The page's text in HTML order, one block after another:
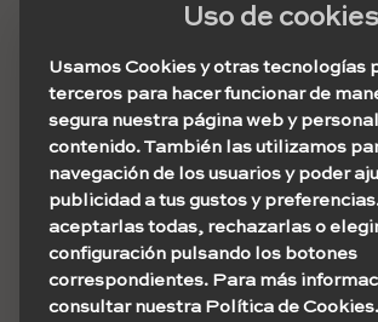
No obstante, muchos médicos alertan
profesionales que allí trabajen sean
certificadas, no es recomendable
práctica.
¿Cuáles son
riesgos al
tatuajes
Uso de cookies
Usamos Cookies y otras tecnologías
terceros para hacer funcionar de
segura nuestra página web y
contenido. También las utilizamos
navegación de los usuarios y poder
publicidad a tus gustos y
aceptarlas todas, rechazarlas o
configuración pulsando los botones
correspondientes. Para más
consultar nuestra Política de Cookies.